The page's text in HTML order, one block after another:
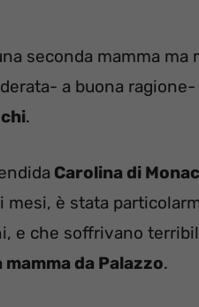
seconda mamma
a buona
.
Carolina di
mesi, è stata
e che soffrivano
da Palazzo.